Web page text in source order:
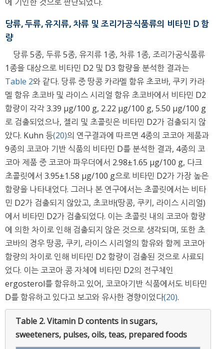
당류, 두류, 유지류, 차류 및 조리가공식품류의 비타민 D 함
량
당류 5종, 두류 5종, 유지류 1종, 차류 1종, 조리가공식품류
1종을 대상으로 비타민 D2 및 D3 함량을 분석한 결과는
Table 2와 같다. 당류 중 땅콩 카라멜 함유 초코바, 쿠키 카라
멜 함유 초코바 및 라이스 시리얼 함유 초코바에서 비타민 D2
함량이 각각 3.39 μg/100 g, 2.22 μg/100 g, 5.50 μg/100 g
로 검출되었으나, 젤리 및 초콜릿은 비타민 D2가 검출되지 않
았다. Kuhn 등(20)의 연구결과에 따르면 4종의 코코아 제품과
9종의 코코아 기반 식품의 비타민 D를 분석한 결과, 4종의 코
코아 제품 중 코코아 파우더에서 2.98±1.65 μg/100 g, 다크
초콜릿에서 3.95±1.58 μg/100 g으로 비타민 D2가 가장 높은
함량을 나타내었다. 그러나 본 연구에서는 초콜릿에서는 비타
민 D2가 검출되지 않았고, 초코바(땅콩, 쿠키, 라이스 시리얼)
에서 비타민 D2가 검출되었다. 이는 초콜릿 내의 코코아 함량
에 의한 차이로 인해 검출되지 않은 것으로 생각되며, 또한 초
코바의 경우 땅콩, 쿠키, 라이스 시리얼의 함유와 함께 코코아
함량의 차이로 인해 비타민 D2 함량이 검출된 것으로 사료되
었다. 이는 코코아 콩 자체에 비타민 D2의 전구체인
ergosterol를 함유하고 있어, 코코아기반 식품에서도 비타민
D를 함유하고 있다고 보고와 유사한 경향이었다(20).
Table 2.Vitamin D contents in sugars,
sweeteners, pulses, oils, teas, prepared foods